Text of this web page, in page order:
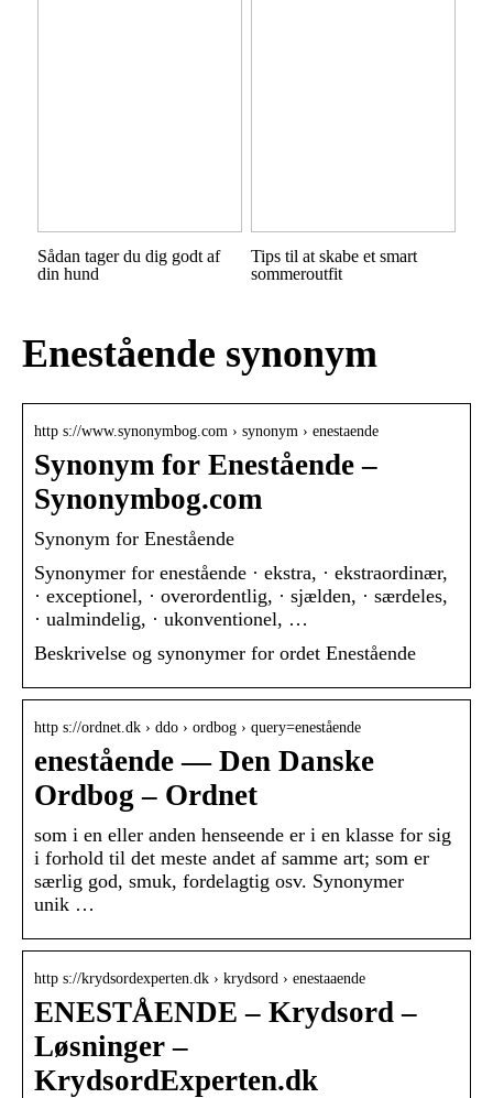
Sådan tager du dig godt af
din hund
Tips til at skabe et smart
sommeroutfit
Enestående synonym
http s://www.synonymbog.com › synonym › enestaende
Synonym for Enestående –
Synonymbog.com
Synonym for Enestående
Synonymer for enestående · ekstra, · ekstraordinær,
· exceptionel, · overordentlig, · sjælden, · særdeles,
· ualmindelig, · ukonventionel, …
Beskrivelse og synonymer for ordet Enestående
http s://ordnet.dk › ddo › ordbog › query=enestående
enestående — Den Danske
Ordbog – Ordnet
som i en eller anden henseende er i en klasse for sig
i forhold til det meste andet af samme art; som er
særlig god, smuk, fordelagtig osv. Synonymer
unik …
http s://krydsordexperten.dk › krydsord › enestaaende
ENESTÅENDE – Krydsord –
Løsninger –
KrydsordExperten.dk